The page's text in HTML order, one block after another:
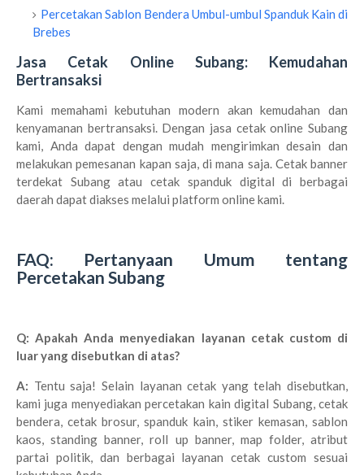
Percetakan Sablon Bendera Umbul-umbul Spanduk Kain di
Brebes
Jasa Cetak Online Subang: Kemudahan
Bertransaksi
Kami memahami kebutuhan modern akan kemudahan dan
kenyamanan bertransaksi. Dengan jasa cetak online Subang
kami, Anda dapat dengan mudah mengirimkan desain dan
melakukan pemesanan kapan saja, di mana saja. Cetak banner
terdekat Subang atau cetak spanduk digital di berbagai
daerah dapat diakses melalui platform online kami.
FAQ: Pertanyaan Umum tentang
Percetakan Subang
Q: Apakah Anda menyediakan layanan cetak custom di
luar yang disebutkan di atas?
A: Tentu saja! Selain layanan cetak yang telah disebutkan,
kami juga menyediakan percetakan kain digital Subang, cetak
bendera, cetak brosur, spanduk kain, stiker kemasan, sablon
kaos, standing banner, roll up banner, map folder, atribut
partai politik, dan berbagai layanan cetak custom sesuai